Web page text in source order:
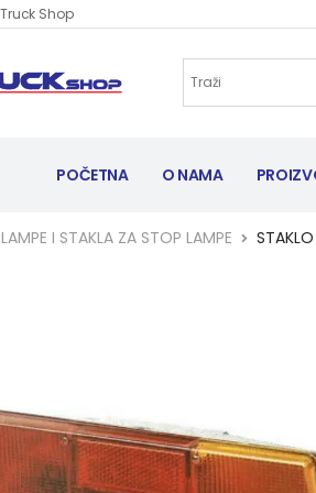
Shop
POČETNA O NAMA
I STAKLA ZA STOP LAMPE